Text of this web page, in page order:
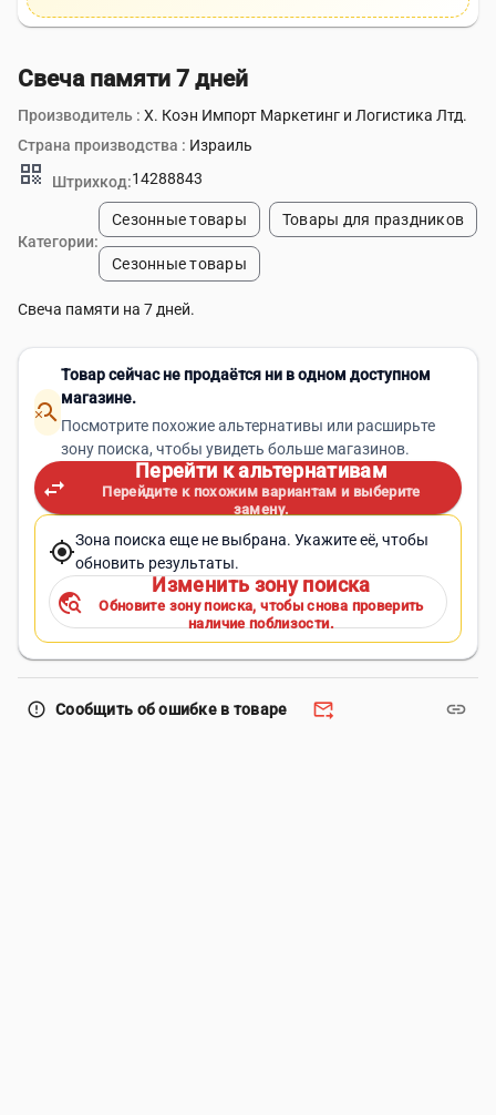
Свеча памяти 7 дней
Производитель : Х. Коэн Импорт Маркетинг и Логистика Лтд.
Страна производства : Израиль
qr_code Штрихкод:14288843
Категории:
Сезонные товары Товары для праздников
Сезонные товары
Свеча памяти на 7 дней.
search_off
Товар сейчас не продаётся ни в одном доступном
магазине.
Посмотрите похожие альтернативы или расширьте
зону поиска, чтобы увидеть больше магазинов.
swap_horiz
Перейти к альтернативам
Перейдите к похожим вариантам и выберите
замену.
my_locationЗона поиска еще не выбрана. Укажите её, чтобы
обновить результаты.
travel_explore
Изменить зону поиска
Обновите зону поиска, чтобы снова проверить
наличие поблизости.
error_outline Сообщить об ошибке в товаре forward_to_inbox link